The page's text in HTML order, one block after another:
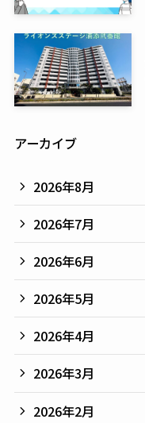
アーカイブ
2026年8月
2026年7月
2026年6月
2026年5月
2026年4月
2026年3月
2026年2月